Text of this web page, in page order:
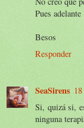
Pues adelante
Besos
Responder
SeaSirens
Si, quizá si,
ninguna